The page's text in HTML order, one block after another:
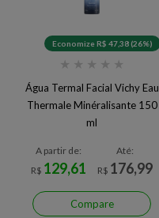
Economize R$ 47,38 (26%)
★ ★ ★ ★ ★
Água Termal Facial Vichy Eau
Thermale Minéralisante 150
ml
A partir de:
R$ 129,61
Até:
R$ 176,99
Compare